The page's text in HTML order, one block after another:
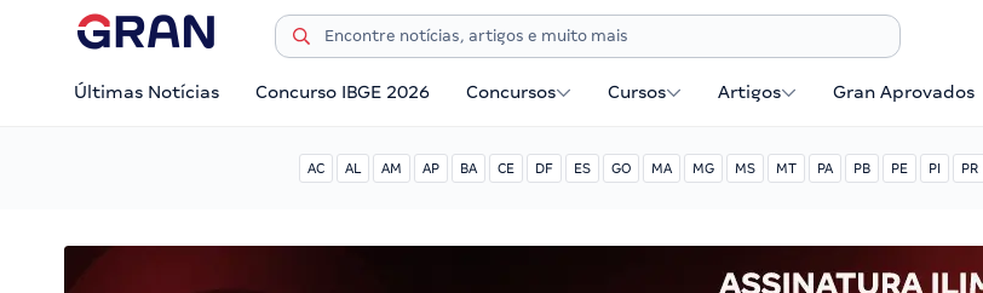
Últimas Notícias Concurso IBGE 2026 Concursos Cursos Artigos Gran Aprovados
AC AL AM AP BA CE DF ES GO MA MG MS MT PA PB PE PI PR